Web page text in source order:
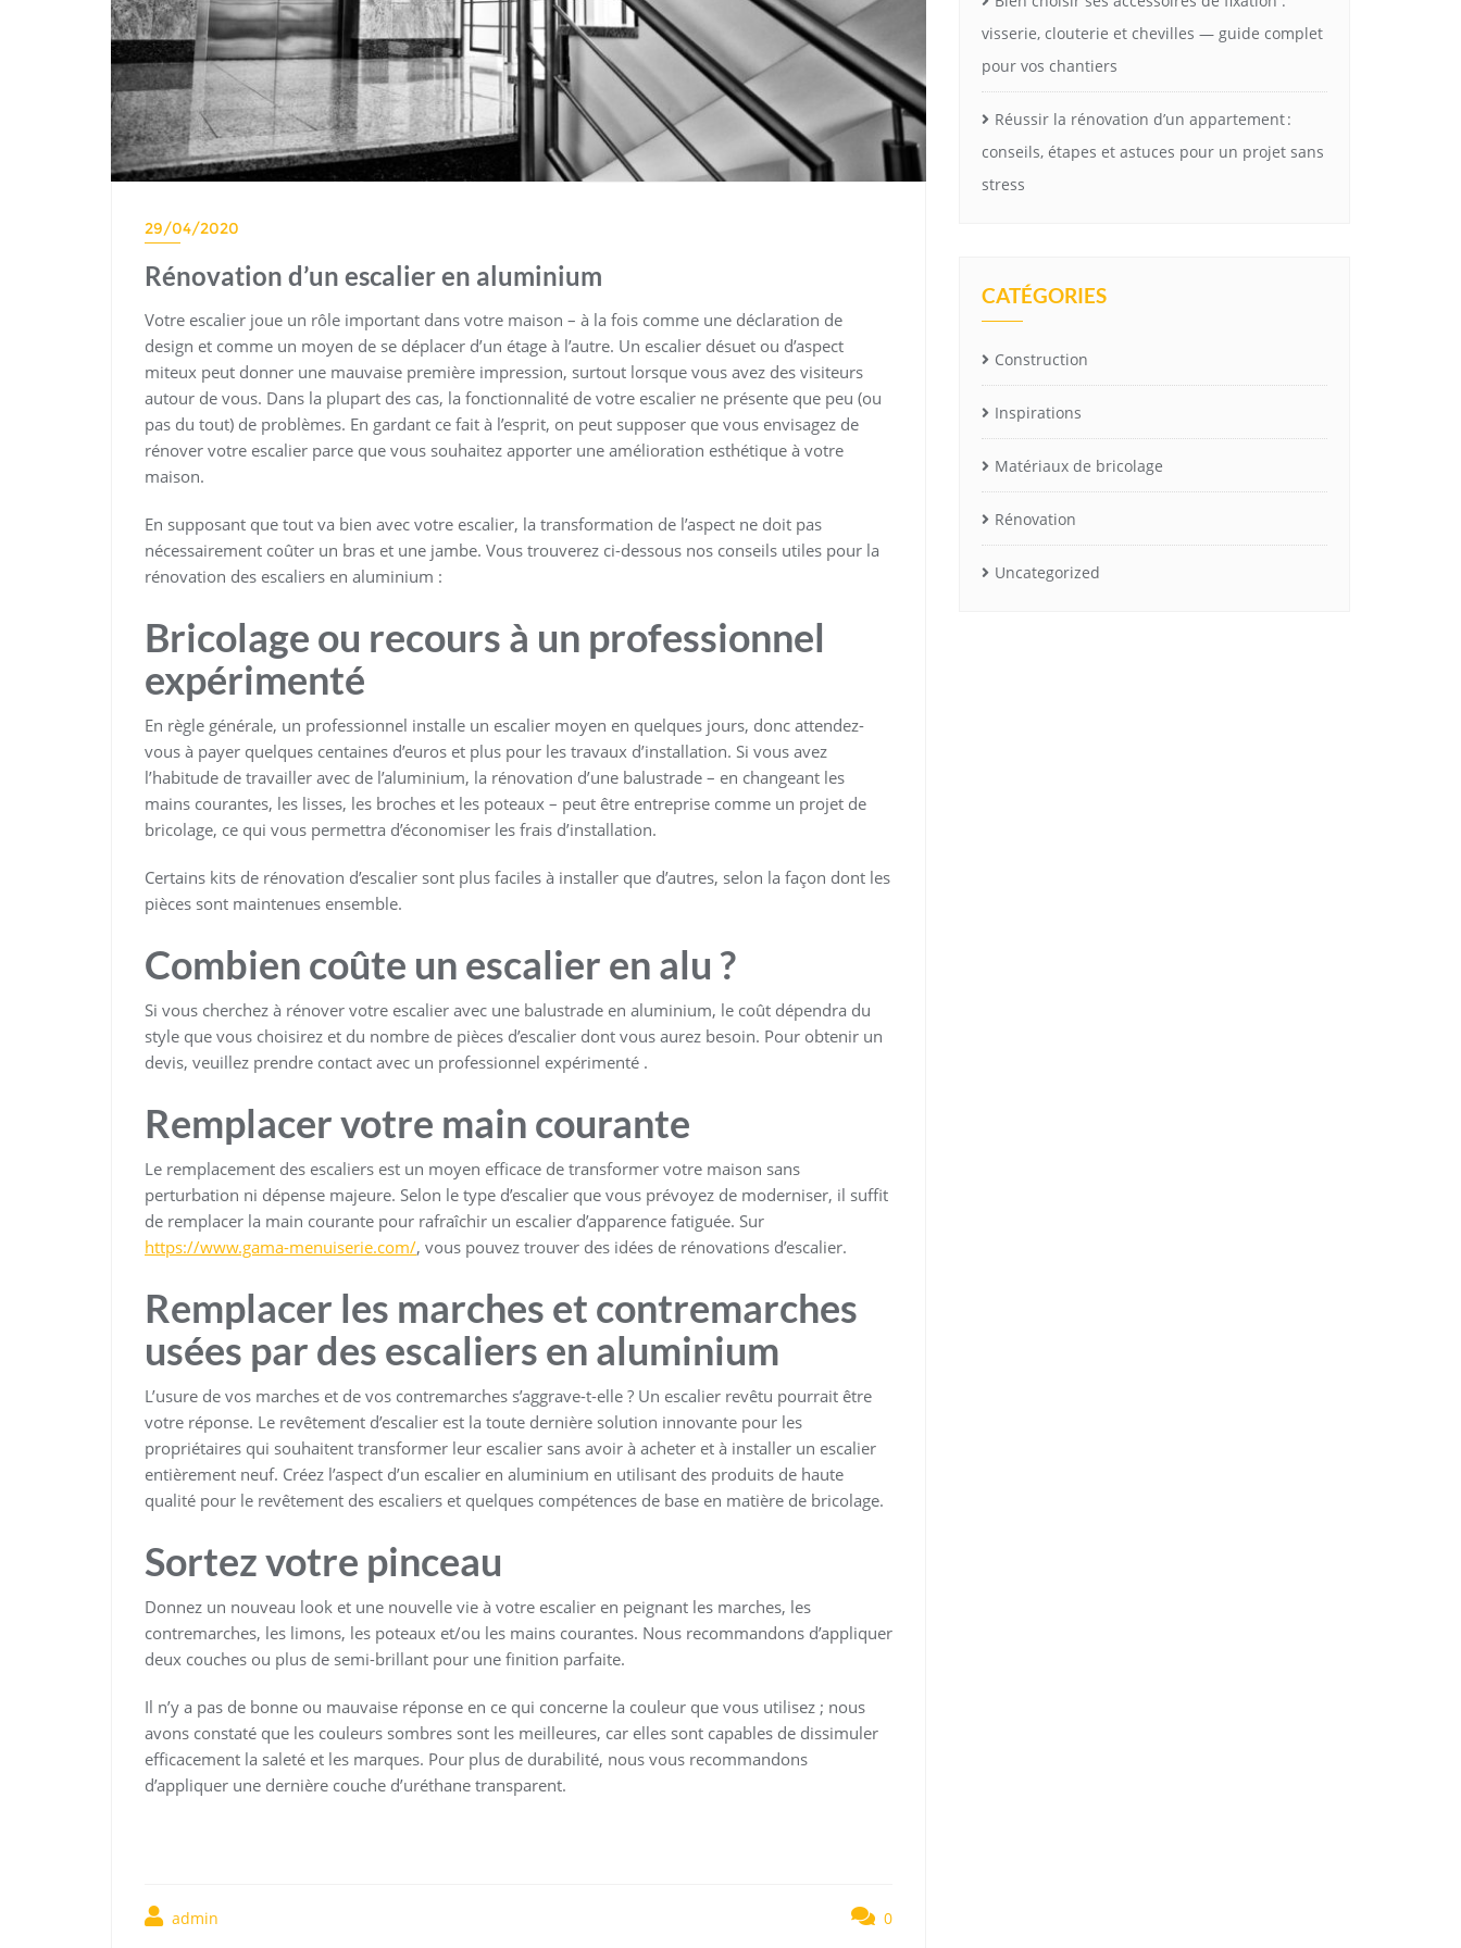
29/04/2020
Rénovation d’un escalier en aluminium
Votre escalier joue un rôle important dans votre maison – à la fois comme une déclaration de
design et comme un moyen de se déplacer d’un étage à l’autre. Un escalier désuet ou d’aspect
miteux peut donner une mauvaise première impression, surtout lorsque vous avez des visiteurs
autour de vous. Dans la plupart des cas, la fonctionnalité de votre escalier ne présente que peu (ou
pas du tout) de problèmes. En gardant ce fait à l’esprit, on peut supposer que vous envisagez de
rénover votre escalier parce que vous souhaitez apporter une amélioration esthétique à votre
maison.
En supposant que tout va bien avec votre escalier, la transformation de l’aspect ne doit pas
nécessairement coûter un bras et une jambe. Vous trouverez ci-dessous nos conseils utiles pour la
rénovation des escaliers en aluminium :
Bricolage ou recours à un professionnel
expérimenté
En règle générale, un professionnel installe un escalier moyen en quelques jours, donc attendez-
vous à payer quelques centaines d’euros et plus pour les travaux d’installation. Si vous avez
l’habitude de travailler avec de l’aluminium, la rénovation d’une balustrade – en changeant les
mains courantes, les lisses, les broches et les poteaux – peut être entreprise comme un projet de
bricolage, ce qui vous permettra d’économiser les frais d’installation.
Certains kits de rénovation d’escalier sont plus faciles à installer que d’autres, selon la façon dont les
pièces sont maintenues ensemble.
Combien coûte un escalier en alu ?
Si vous cherchez à rénover votre escalier avec une balustrade en aluminium, le coût dépendra du
style que vous choisirez et du nombre de pièces d’escalier dont vous aurez besoin. Pour obtenir un
devis, veuillez prendre contact avec un professionnel expérimenté .
Remplacer votre main courante
Le remplacement des escaliers est un moyen efficace de transformer votre maison sans
perturbation ni dépense majeure. Selon le type d’escalier que vous prévoyez de moderniser, il suffit
de remplacer la main courante pour rafraîchir un escalier d’apparence fatiguée. Sur
https://www.gama-menuiserie.com/, vous pouvez trouver des idées de rénovations d’escalier.
Remplacer les marches et contremarches
usées par des escaliers en aluminium
L’usure de vos marches et de vos contremarches s’aggrave-t-elle ? Un escalier revêtu pourrait être
votre réponse. Le revêtement d’escalier est la toute dernière solution innovante pour les
propriétaires qui souhaitent transformer leur escalier sans avoir à acheter et à installer un escalier
entièrement neuf. Créez l’aspect d’un escalier en aluminium en utilisant des produits de haute
qualité pour le revêtement des escaliers et quelques compétences de base en matière de bricolage.
Sortez votre pinceau
Donnez un nouveau look et une nouvelle vie à votre escalier en peignant les marches, les
contremarches, les limons, les poteaux et/ou les mains courantes. Nous recommandons d’appliquer
deux couches ou plus de semi-brillant pour une finition parfaite.
Il n’y a pas de bonne ou mauvaise réponse en ce qui concerne la couleur que vous utilisez ; nous
avons constaté que les couleurs sombres sont les meilleures, car elles sont capables de dissimuler
efficacement la saleté et les marques. Pour plus de durabilité, nous vous recommandons
d’appliquer une dernière couche d’uréthane transparent.
admin 0
visserie, clouterie et chevilles — guide complet
pour vos chantiers
Réussir la rénovation d’un appartement :
conseils, étapes et astuces pour un projet sans
stress
CATÉGORIES
Construction
Inspirations
Matériaux de bricolage
Rénovation
Uncategorized